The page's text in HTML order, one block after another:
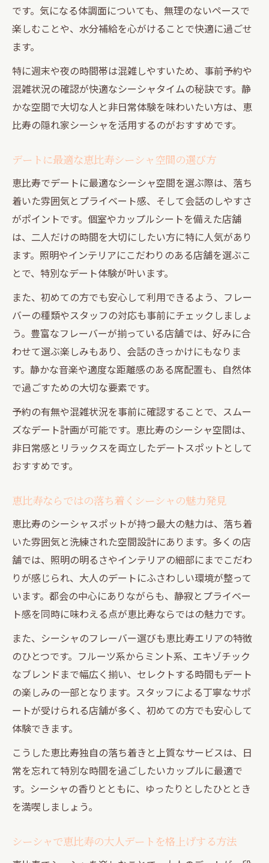
中目黒エリアで洗練されたシーシャ時間を
中目黒で味わう洗練シーシャの魅力ポイン
シーシャが引き立つ中目黒の落ち着く雰囲
気
中目黒でデートに最適なシーシャ店の選び
方
中目黒の隠れ家でシーシャを楽しむ大人時
間
都会の隠れ家で味わうシーシャの楽しみ方
都会の隠れ家でシーシャをゆったり楽しむ
方法
シーシャの香りと雰囲気を最大限に味わう
コツ
隠れ家的空間でシーシャデートが特別にな
る理由
都会の喧騒を忘れるシーシャ空間の選び方
シーシャで叶える非日常な隠れ家体験とは
デートに最適なシーシャスポット選びのコツ
雰囲気重視のシーシャ空間選びのポイント
会話が弾むシーシャデート店の選び方ガイ
ド
快適性とおしゃれを両立するシーシャ選び
シーシャ初心者が安心できる空間の見つけ方
シーシャ初心者に優しい隠れ家の特徴とは
初めてでも安心なシーシャ店の選び方
シーシャの基本と安心して楽しむためのコ
ツ
スタッフが丁寧なシーシャ初心者向け空間
リラックスできるシーシャ体験の始め方
です。気になる体調面についても、無理のないペースで
楽しむことや、水分補給を心がけることで快適に過ごせ
ます。
特に週末や夜の時間帯は混雑しやすいため、事前予約や
混雑状況の確認が快適なシーシャタイムの秘訣です。静
かな空間で大切な人と非日常体験を味わいたい方は、恵
比寿の隠れ家シーシャを活用するのがおすすめです。
デートに最適な恵比寿シーシャ空間の選び方
恵比寿でデートに最適なシーシャ空間を選ぶ際は、落ち
着いた雰囲気とプライベート感、そして会話のしやすさ
がポイントです。個室やカップルシートを備えた店舗
は、二人だけの時間を大切にしたい方に特に人気があり
ます。照明やインテリアにこだわりのある店舗を選ぶこ
とで、特別なデート体験が叶います。
また、初めての方でも安心して利用できるよう、フレー
バーの種類やスタッフの対応も事前にチェックしましょ
う。豊富なフレーバーが揃っている店舗では、好みに合
わせて選ぶ楽しみもあり、会話のきっかけにもなりま
す。静かな音楽や適度な距離感のある席配置も、自然体
で過ごすための大切な要素です。
予約の有無や混雑状況を事前に確認することで、スムー
ズなデート計画が可能です。恵比寿のシーシャ空間は、
非日常感とリラックスを両立したデートスポットとして
おすすめです。
恵比寿ならではの落ち着くシーシャの魅力発見
恵比寿のシーシャスポットが持つ最大の魅力は、落ち着
いた雰囲気と洗練された空間設計にあります。多くの店
舗では、照明の明るさやインテリアの細部にまでこだわ
りが感じられ、大人のデートにふさわしい環境が整って
います。都会の中心にありながらも、静寂とプライベー
ト感を同時に味わえる点が恵比寿ならではの魅力です。
また、シーシャのフレーバー選びも恵比寿エリアの特徴
のひとつです。フルーツ系からミント系、エキゾチック
なブレンドまで幅広く揃い、セレクトする時間もデート
の楽しみの一部となります。スタッフによる丁寧なサポ
ートが受けられる店舗が多く、初めての方でも安心して
体験できます。
こうした恵比寿独自の落ち着きと上質なサービスは、日
常を忘れて特別な時間を過ごしたいカップルに最適で
す。シーシャの香りとともに、ゆったりとしたひととき
を満喫しましょう。
シーシャで恵比寿の大人デートを格上げする方法